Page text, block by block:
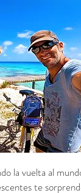
la vuelta al
te